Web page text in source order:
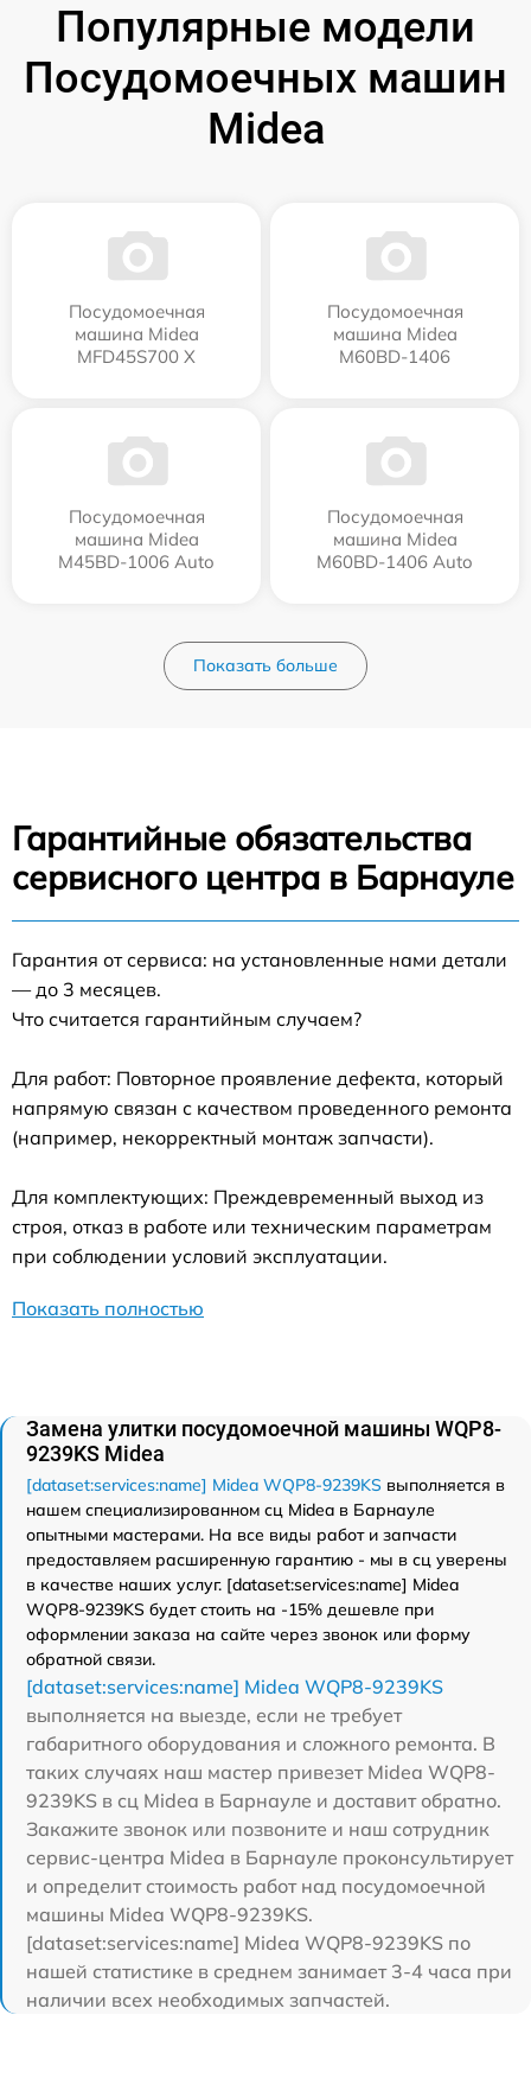
Популярные модели
Посудомоечных машин
Midea
Посудомоечная
машина Midea
MFD45S700 X
Посудомоечная
машина Midea
M60BD-1406
Посудомоечная
машина Midea
M45BD-1006 Auto
Посудомоечная
машина Midea
M60BD-1406 Auto
Показать больше
Гарантийные обязательства
сервисного центра в Барнауле
Гарантия от сервиса: на установленные нами детали
— до 3 месяцев.
Что считается гарантийным случаем?
Для работ: Повторное проявление дефекта, который
напрямую связан с качеством проведенного ремонта
(например, некорректный монтаж запчасти).
Для комплектующих: Преждевременный выход из
строя, отказ в работе или техническим параметрам
при соблюдении условий эксплуатации.
Показать полностью
Замена улитки посудомоечной машины WQP8-
9239KS Midea
[dataset:services:name] Midea WQP8-9239KS выполняется в
нашем специализированном сц Midea в Барнауле
опытными мастерами. На все виды работ и запчасти
предоставляем расширенную гарантию - мы в сц уверены
в качестве наших услуг. [dataset:services:name] Midea
WQP8-9239KS будет стоить на -15% дешевле при
оформлении заказа на сайте через звонок или форму
обратной связи.
[dataset:services:name] Midea WQP8-9239KS
выполняется на выезде, если не требует
габаритного оборудования и сложного ремонта. В
таких случаях наш мастер привезет Midea WQP8-
9239KS в сц Midea в Барнауле и доставит обратно.
Закажите звонок или позвоните и наш сотрудник
сервис-центра Midea в Барнауле проконсультирует
и определит стоимость работ над посудомоечной
машины Midea WQP8-9239KS.
[dataset:services:name] Midea WQP8-9239KS по
нашей статистике в среднем занимает 3-4 часа при
наличии всех необходимых запчастей.